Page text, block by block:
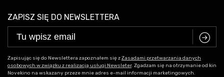
ZAPISZ SIĘ DO NEWSLETTERA
C
Zapisując się do Newslettera zapoznałem się zZasadami przetwarzania danych
osobowych w związku z realizacją usługi Newsleter. Zgadzam się na otrzymanie od kin
Novekino na wskazany przeze mnie adres e-mail informacji marketingowych.